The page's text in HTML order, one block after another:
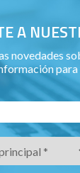
A
novedades
para